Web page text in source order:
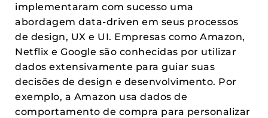
implementaram com sucesso uma
abordagem data-driven em seus processos
de design, UX e UI. Empresas como Amazon,
Netflix e Google são conhecidas por utilizar
dados extensivamente para guiar suas
decisões de design e desenvolvimento. Por
exemplo, a Amazon usa dados de
comportamento de compra para personalizar